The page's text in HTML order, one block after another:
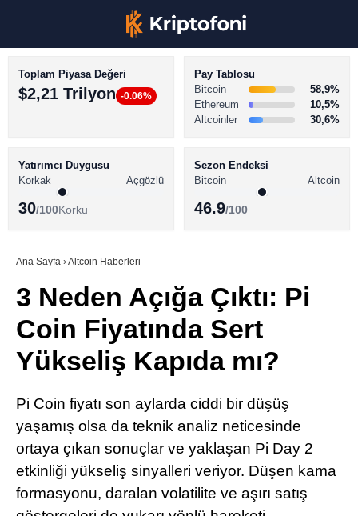
Youtube
TikTok
LinkedIn
Telegram
BİTCOİN HABERLERİ
ALTCOİN HABERLERİ
SÖZLÜK
Toplam Piyasa Değeri
$2,21 Trilyon -0.06%
Pay Tablosu
Bitcoin
58,9%
Ethereum
10,5%
Altcoinler
30,6%
Yatırımcı Duygusu
Korkak
Açgözlü
30/100Korku
Sezon Endeksi
Bitcoin
Altcoin
46.9/100
Ana Sayfa ›Altcoin Haberleri
3 Neden Açığa Çıktı: Pi
Coin Fiyatında Sert
Yükseliş Kapıda mı?
Pi Coin fiyatı son aylarda ciddi bir düşüş
yaşamış olsa da teknik analiz neticesinde
ortaya çıkan sonuçlar ve yaklaşan Pi Day 2
etkinliği yükseliş sinyalleri veriyor. Düşen kama
formasyonu, daralan volatilite ve aşırı satış